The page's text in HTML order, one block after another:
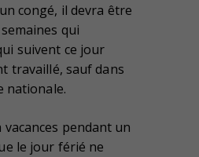
congé, il devra être
qui
suivent ce jour
travaillé, sauf dans
nationale.
vacances pendant un
le jour férié ne